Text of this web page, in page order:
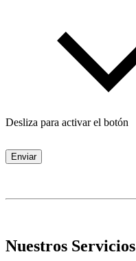
Desliza para activar el botón
Enviar
Nuestros Servicios